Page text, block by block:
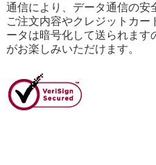
通信により、データ通信の安
ご注文内容やクレジットカ
ータは暗号化して送られま
がお楽しみいただけます。